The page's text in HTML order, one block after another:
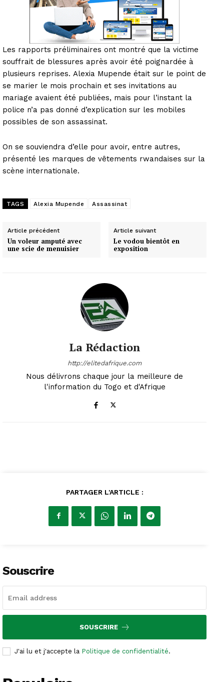
Les rapports préliminaires ont montré que la victime
souffrait de blessures après avoir été poignardée à
plusieurs reprises. Alexia Mupende était sur le point de
se marier le mois prochain et ses invitations au
mariage avaient été publiées, mais pour l’instant la
police n’a pas donné d’explication sur les mobiles
possibles de son assassinat.
On se souviendra d’elle pour avoir, entre autres,
présenté les marques de vêtements rwandaises sur la
scène internationale.
TAGS Alexia Mupende Assassinat
Article précédent
Un voleur amputé avec
une scie de menuisier
Article suivant
Le vodou bientôt en
exposition
La Rédaction
http://elitedafrique.com
Nous délivrons chaque jour la meilleure de
l'information du Togo et d'Afrique
PARTAGER L'ARTICLE :
Souscrire
SOUSCRIRE
J'ai lu et j'accepte la Politique de confidentialité.